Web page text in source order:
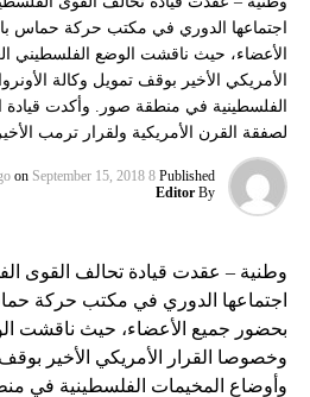
اجتماعها الدوري في مكتب حركة حماس
الأعضاء، حيث ناقشت الوضع الفلسطيني
الأمريكي الأخير بوقف تمويل وكالة
الفلسطينية في منطقة صور. وأكدت قيادة
لصفقة القرن الأمريكية ولقرار ترمب
Published
8 years ago
on September 15, 2018
By
Editor
وطنية – عقدت قيادة تحالف القوى
اجتماعها الدوري في مكتب حركة
بحضور جميع الأعضاء، حيث ناقشت
وخصوصا القرار الأمريكي الأخير بوقف
وأوضاع المخيمات الفلسطينية في